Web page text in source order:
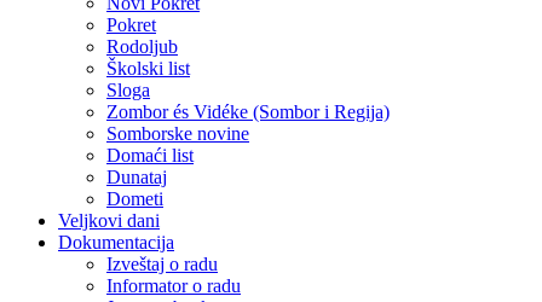
Pokret
Rodoljub
Školski list
Sloga
Zombor és Vidéke (Sombor i Regija)
Somborske novine
Domaći list
Dunataj
Dometi
Veljkovi dani
Dokumentacija
Izveštaj o radu
Informator o radu